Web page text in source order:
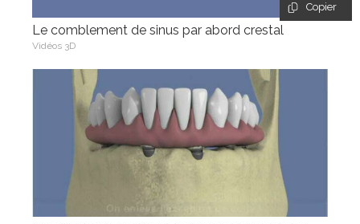
Le comblement de sinus par abord crestal
Vidéos 3D
Copier